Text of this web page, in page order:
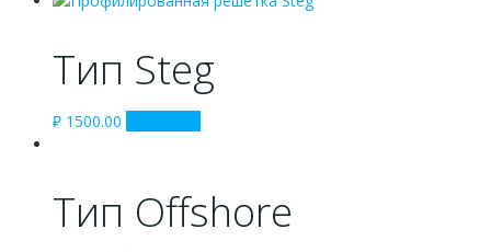
Тип Steg
₽ 1500.00
Тип Offshore